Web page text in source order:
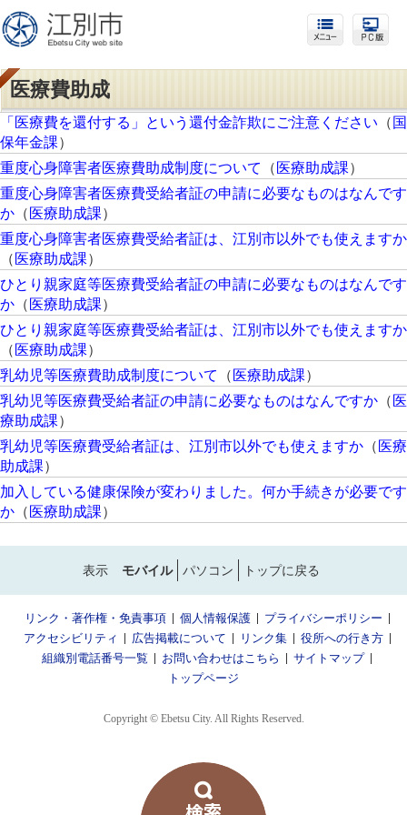
医療費助成
「医療費を還付する」という還付金詐欺にご注意ください （ 国
保年金課）
重度心身障害者医療費助成制度について
（ 医療助成課）
重度心身障害者医療費受給者証の申請に必要なものはなんです
か （ 医療助成課）
重度心身障害者医療費受給者証は、江別市以外でも使えますか
（ 医療助成課）
ひとり親家庭等医療費受給者証の申請に必要なものはなんです
か （ 医療助成課）
ひとり親家庭等医療費受給者証は、江別市以外でも使えますか
（ 医療助成課）
乳幼児等医療費助成制度について
（ 医療助成課）
乳幼児等医療費受給者証の申請に必要なものはなんですか （ 医
療助成課）
乳幼児等医療費受給者証は、江別市以外でも使えますか （ 医療
助成課）
加入している健康保険が変わりました。何か手続きが必要です
か （ 医療助成課）
表示 モバイル パソコン トップに戻る
リンク・著作権・免責事項 個人情報保護
プライバシーポリシー
アクセシビリティ
広告掲載について リンク集
役所への行き方
組織別電話番号一覧
お問い合わせはこちら
サイトマップ
トップページ
Copyright © Ebetsu City. All Rights Reserved.